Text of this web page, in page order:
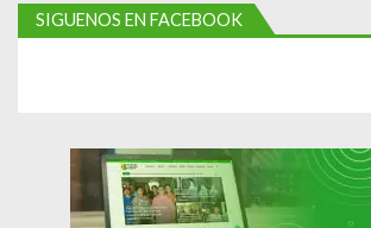
d
SIGUENOS EN FACEBOOK